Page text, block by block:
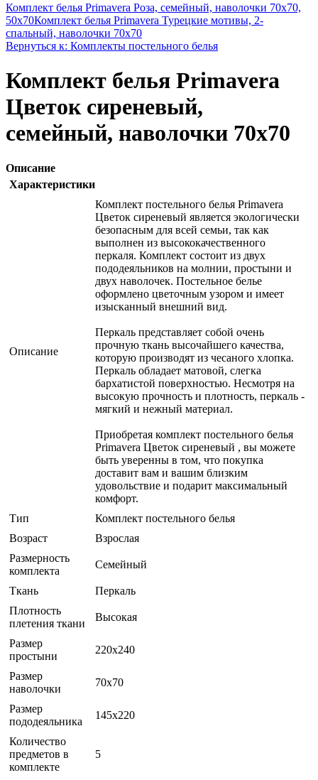
Комплект белья Primavera Роза, семейный, наволочки 70x70,
50x70Комплект белья Primavera Турецкие мотивы, 2-
спальный, наволочки 70x70
Вернуться к: Комплекты постельного белья
Комплект белья Primavera
Цветок сиреневый,
семейный, наволочки 70x70
Описание
Характеристики
Описание
Комплект постельного белья Primavera
Цветок сиреневый является экологически
безопасным для всей семьи, так как
выполнен из высококачественного
перкаля. Комплект состоит из двух
пододеяльников на молнии, простыни и
двух наволочек. Постельное белье
оформлено цветочным узором и имеет
изысканный внешний вид.
Перкаль представляет собой очень
прочную ткань высочайшего качества,
которую производят из чесаного хлопка.
Перкаль обладает матовой, слегка
бархатистой поверхностью. Несмотря на
высокую прочность и плотность, перкаль -
мягкий и нежный материал.
Приобретая комплект постельного белья
Primavera Цветок сиреневый , вы можете
быть уверенны в том, что покупка
доставит вам и вашим близким
удовольствие и подарит максимальный
комфорт.
Тип
Комплект постельного белья
Возраст
Взрослая
Размерность
комплекта
Семейный
Ткань
Перкаль
Плотность
плетения ткани
Высокая
Размер
простыни
220x240
Размер
наволочки
70x70
Размер
пододеяльника
145x220
Количество
предметов в
комплекте
5